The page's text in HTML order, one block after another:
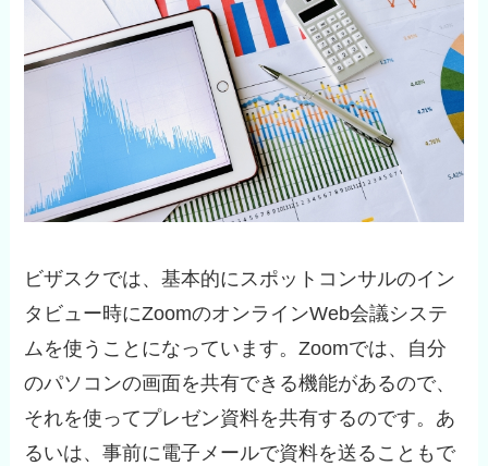
ビザスクでは、基本的にスポットコンサルのイン
タビュー時にZoomのオンラインWeb会議システ
ムを使うことになっています。Zoomでは、自分
のパソコンの画面を共有できる機能があるので、
それを使ってプレゼン資料を共有するのです。あ
るいは、事前に電子メールで資料を送ることもで